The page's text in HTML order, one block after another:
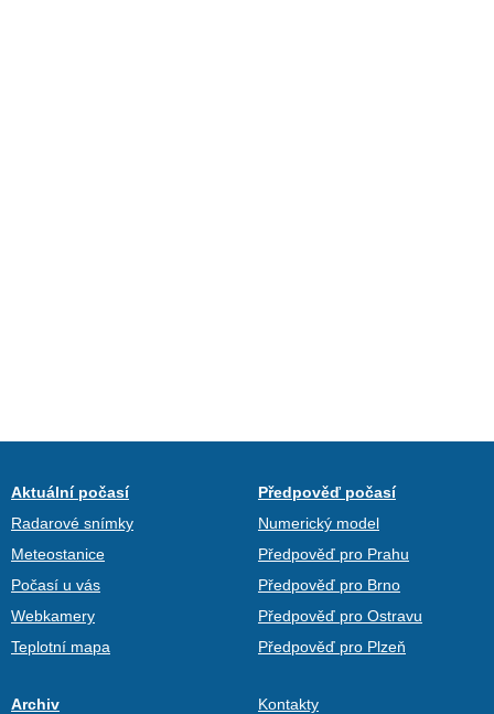
Aktuální počasí
Radarové snímky
Meteostanice
Počasí u vás
Webkamery
Teplotní mapa
Předpověď počasí
Numerický model
Předpověď pro Prahu
Předpověď pro Brno
Předpověď pro Ostravu
Předpověď pro Plzeň
Archiv Kontakty